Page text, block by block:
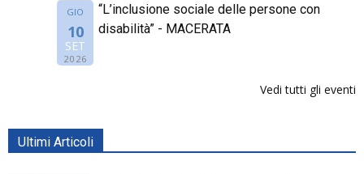
GIO
10
SET
2026
“L’inclusione sociale delle persone con
disabilità” - MACERATA
Vedi tutti gli eventi
Ultimi Articoli